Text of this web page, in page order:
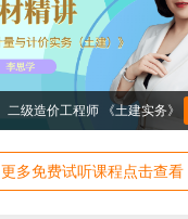
二级造价工程师 《土建实务》
更多免费试听课程点击查看